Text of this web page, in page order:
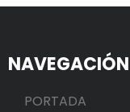
NAVEGACIÓN
PORTADA